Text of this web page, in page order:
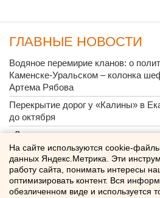
ГЛАВНЫЕ НОВОСТИ
Водяное перемирие кланов: о
Каменске-Уральском – колонка
Артема Рябова
Перекрытие дорог у «Калины» в
до октября
«Люди скорее останутся дома»:
о явке на выборах в Госдуму
Почему украинские БПЛА атакуют
«Основа уюта сотен тысяч домов»:
Заводе керамических изделий
На сайте используются cookie-
данных Яндекс.Метрика. Эти
работу сайта, понимать интересы
оптимизировать контент. Вся
обезличенном виде и используется